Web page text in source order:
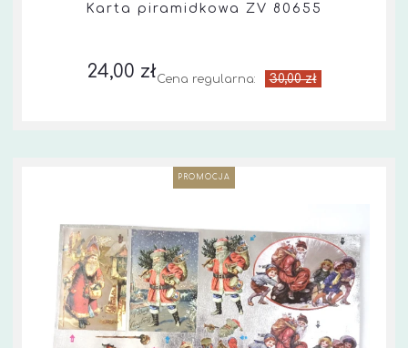
Karta piramidkowa ZV 80655
24,00 złCena regularna: 30,00 zł
PROMOCJA